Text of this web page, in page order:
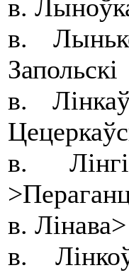
в.
в.
Запольскі
в.
в.
в.
в.